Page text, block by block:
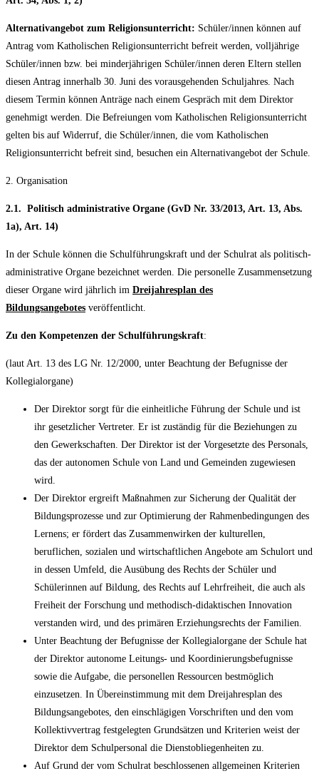
Alternativangebot zum Religionsunterricht: Schüler/innen können auf
Antrag vom Katholischen Religionsunterricht befreit werden, volljährige
Schüler/innen bzw. bei minderjährigen Schüler/innen deren Eltern stellen
diesen Antrag innerhalb 30. Juni des vorausgehenden Schuljahres. Nach
diesem Termin können Anträge nach einem Gespräch mit dem Direktor
genehmigt werden. Die Befreiungen vom Katholischen Religionsunterricht
gelten bis auf Widerruf, die Schüler/innen, die vom Katholischen
Religionsunterricht befreit sind, besuchen ein Alternativangebot der Schule.
2. Organisation
2.1. Politisch administrative Organe (GvD Nr. 33/2013, Art. 13, Abs.
1a), Art. 14)
In der Schule können die Schulführungskraft und der Schulrat als politisch-
administrative Organe bezeichnet werden. Die personelle Zusammensetzung
dieser Organe wird jährlich im Dreijahresplan des
Bildungsangebotes veröffentlicht.
Zu den Kompetenzen der Schulführungskraft:
(laut Art. 13 des LG Nr. 12/2000, unter Beachtung der Befugnisse der
Kollegialorgane)
Der Direktor sorgt für die einheitliche Führung der Schule und ist
ihr gesetzlicher Vertreter. Er ist zuständig für die Beziehungen zu
den Gewerkschaften. Der Direktor ist der Vorgesetzte des Personals,
das der autonomen Schule von Land und Gemeinden zugewiesen
wird.
Der Direktor ergreift Maßnahmen zur Sicherung der Qualität der
Bildungsprozesse und zur Optimierung der Rahmenbedingungen des
Lernens; er fördert das Zusammenwirken der kulturellen,
beruflichen, sozialen und wirtschaftlichen Angebote am Schulort und
in dessen Umfeld, die Ausübung des Rechts der Schüler und
Schülerinnen auf Bildung, des Rechts auf Lehrfreiheit, die auch als
Freiheit der Forschung und methodisch-didaktischen Innovation
verstanden wird, und des primären Erziehungsrechts der Familien.
Unter Beachtung der Befugnisse der Kollegialorgane der Schule hat
der Direktor autonome Leitungs- und Koordinierungsbefugnisse
sowie die Aufgabe, die personellen Ressourcen bestmöglich
einzusetzen. In Übereinstimmung mit dem Dreijahresplan des
Bildungsangebotes, den einschlägigen Vorschriften und den vom
Kollektivvertrag festgelegten Grundsätzen und Kriterien weist der
Direktor dem Schulpersonal die Dienstobliegenheiten zu.
Auf Grund der vom Schulrat beschlossenen allgemeinen Kriterien